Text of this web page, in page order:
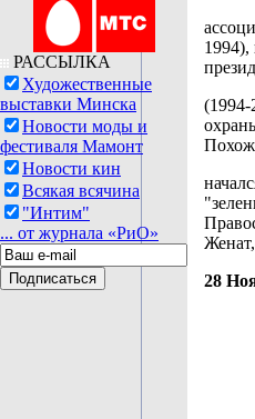
РАССЫЛКА
Художественные
выставки Минска
Новости моды и
фестиваля Мамонт
Новости кин
Всякая всячина
"Интим"
... от журнала «РиО»
1994),
28